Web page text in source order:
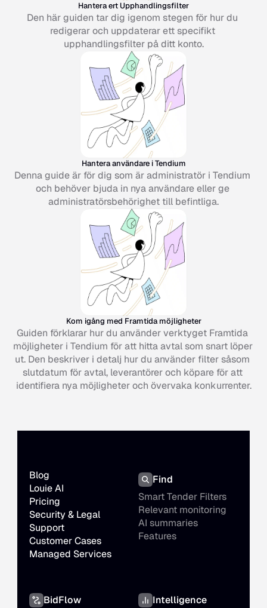
Hantera ert Upphandlingsfilter
Den här guiden tar dig igenom stegen för hur du
redigerar och uppdaterar ett specifikt
upphandlingsfilter på ditt konto.
Hantera användare i Tendium
Denna guide är för dig som är administratör i Tendium
och behöver bjuda in nya användare eller ge
administratörsbehörighet till befintliga.
Kom igång med Framtida möjligheter
Guiden förklarar hur du använder verktyget Framtida
möjligheter i Tendium för att hitta avtal som snart löper
ut. Den beskriver i detalj hur du använder filter såsom
slutdatum för avtal, leverantörer och köpare för att
identifiera nya möjligheter och övervaka konkurrenter.
Blog
Louie AI
Pricing
Security & Legal
Support
Customer Cases
Managed Services
Find
Smart Tender Filters
Relevant monitoring
AI summaries
Features
BidFlow Intelligence